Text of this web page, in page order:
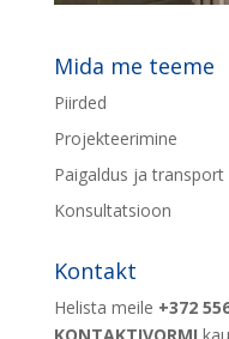
Mida me teeme
Piirded
Projekteerimine
Paigaldus ja transport
Konsultatsioon
Kontakt
Helista meile +372